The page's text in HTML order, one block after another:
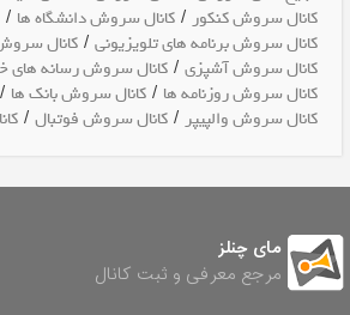
کانال سروش کنکور /کانال سروش دانشگاه ها /
کانال سروش برنامه های تلویزیونی /کانال
کانال سروش آشپزی /کانال سروش رسانه های
کانال سروش روزنامه ها /کانال سروش بانک ها /
کانال سروش والپیپر /کانال سروش فوتبال /
مای چنلز
مرجع معرفی و ثبت کانال